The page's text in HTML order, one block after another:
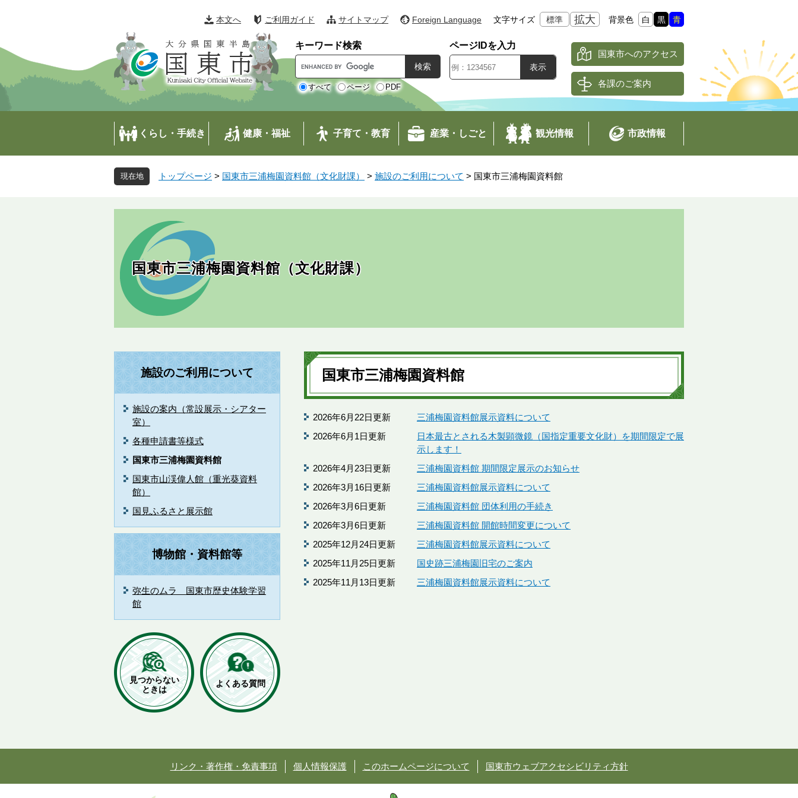
の
で
す
。
ー
ば
し
て
本文へ ご利用ガイド サイトマップ Foreign Language 文字サイズ 標準 拡大 背景色 白 黒 青
キーワード検索
o
o
l
ム
すべて ページ PDF
ページIDを入力
国東市へのアクセス
各課のご案内
くらし・手続き 健康・福祉 子育て・教育 産業・しごと 観光情報 市政情報
トップページ > 国東市三浦梅園資料館（文化財課） > 施設のご利用について > 国東市三浦梅園資料館
国東市三浦梅園資料館（文化財課）
本
文
国東市三浦梅園資料館
2026年6月22日更新
三浦梅園資料館展示資料について
2026年6月1日更新
日本最古とされる木製顕微鏡（国指定重要文化財）を期間限定で展
示します！
2026年4月23日更新
三浦梅園資料館 期間限定展示のお知らせ
2026年3月16日更新
三浦梅園資料館展示資料について
2026年3月6日更新
三浦梅園資料館 団体利用の手続き
2026年3月6日更新
三浦梅園資料館 開館時間変更について
2025年12月24日更新
三浦梅園資料館展示資料について
2025年11月25日更新
国史跡三浦梅園旧宅のご案内
2025年11月13日更新
三浦梅園資料館展示資料について
施設のご利用について
施設の案内（常設展示・シアター
室）
各種申請書等様式
国東市三浦梅園資料館
国東市山渓偉人館（重光葵資料
館）
国見ふるさと展示館
博物館・資料館等
弥生のムラ 国東市歴史体験学習
館
見つからない
ときは
よくある質問
リンク・著作権・免責事項 個人情報保護 このホームページについて 国東市ウェブアクセシビリティ方針